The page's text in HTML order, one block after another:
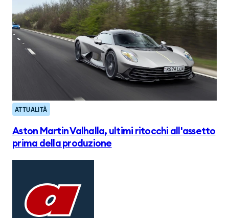
ATTUALITÀ
Aston Martin Valhalla, ultimi ritocchi all'assetto
prima della produzione